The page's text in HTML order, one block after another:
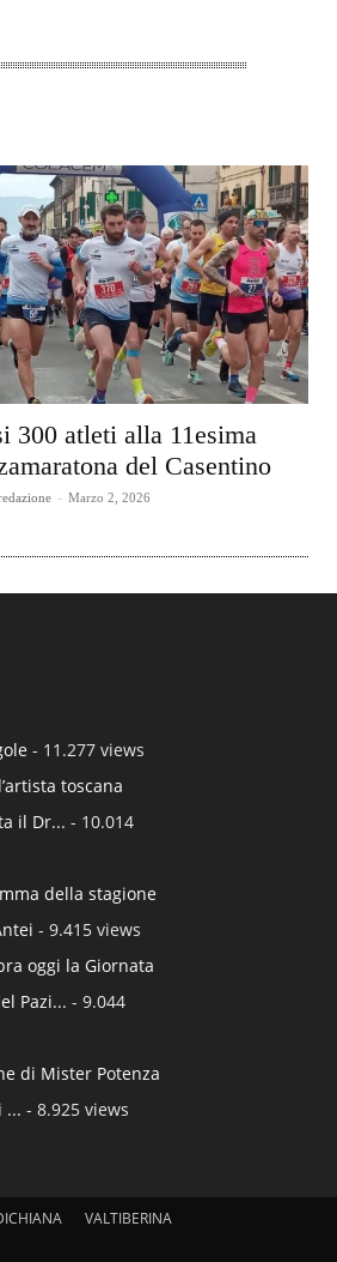
300 atleti alla 11esima
del Casentino
- Marzo 2, 2026
- 11.277 views
toscana
il Dr... - 10.014
della stagione
- 9.415 views
oggi la Giornata
Pazi... - 9.044
di Mister Potenza
... - 8.925 views
VALTIBERINA